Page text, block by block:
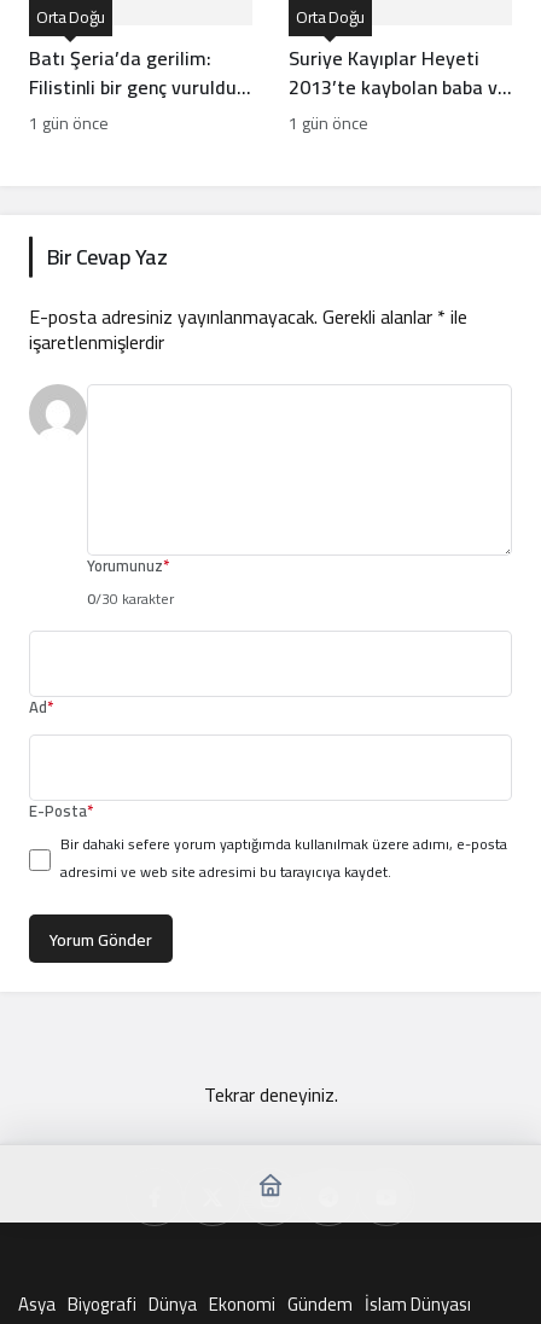
Batı Şeria’da gerilim:
Filistinli bir genç vuruldu,
sınıflar yıkıldı
Orta Doğu
1 gün önce
Suriye Kayıplar Heyeti
2013’te kaybolan baba ve
oğlun akıbetini açıkladı
Orta Doğu
1 gün önce
Bir Cevap Yaz
E-posta adresiniz yayınlanmayacak.Gerekli alanlar*ile
işaretlenmişlerdir
Yorumunuz*
0/30 karakter
Ad*
E-Posta*
Bir dahaki sefere yorum yaptığımda kullanılmak üzere adımı, e-posta
adresimi ve web site adresimi bu tarayıcıya kaydet.
Yorum Gönder
Tekrar deneyiniz.
Asya Biyografi Dünya Ekonomi Gündem İslam Dünyası